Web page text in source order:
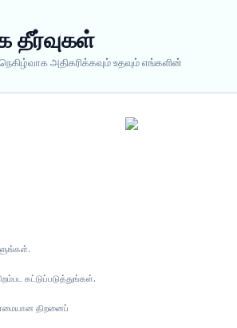
தீர்வுகள்
அதிகரிக்கவும் உதவும் எங்களின்
கட்டுப்படுத்துங்கள்.
திறனைப்